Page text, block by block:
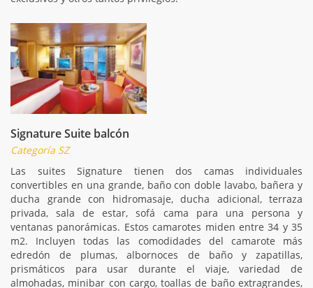
Signature Suite balcón
Categoría SZ
Las suites Signature tienen dos camas individuales
convertibles en una grande, baño con doble lavabo, bañera y
ducha grande con hidromasaje, ducha adicional, terraza
privada, sala de estar, sofá cama para una persona y
ventanas panorámicas. Estos camarotes miden entre 34 y 35
m2. Incluyen todas las comodidades del camarote más
edredón de plumas, albornoces de baño y zapatillas,
prismáticos para usar durante el viaje, variedad de
almohadas, minibar con cargo, toallas de baño extragrandes,